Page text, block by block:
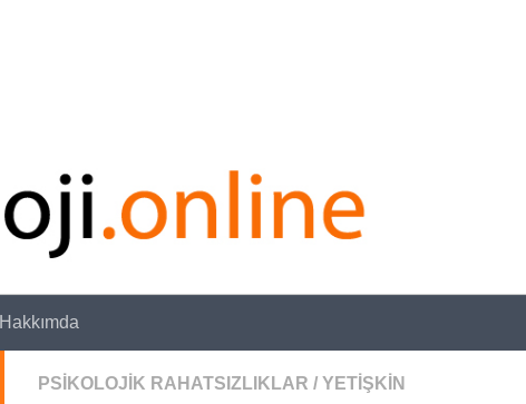
Hakkımda
PSIKOLOJIK RAHATSIZLIKLAR / YETIŞKIN